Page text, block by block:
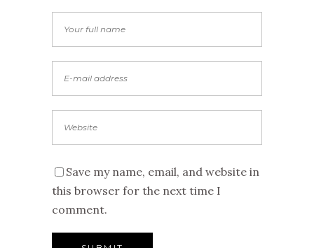
Save my name, email, and website in
this browser for the next time I
comment.